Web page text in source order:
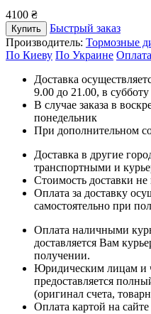
4100 ₴
Купить
Быстрый заказ
Производитель: Тормозные
По Киеву По Украине Оплата
Доставка
9.00 до 21.00, в
В случае заказа в
понедельник
При дополнительном
Доставка в другие
транспортными и
Стоимость доставки не
Оплата за доставку
самостоятельно при
Оплата наличными
доставляется Вам
получении.
Юридическим лицам и
предоставляется
(оригинал счета,
Оплата картой на сайте